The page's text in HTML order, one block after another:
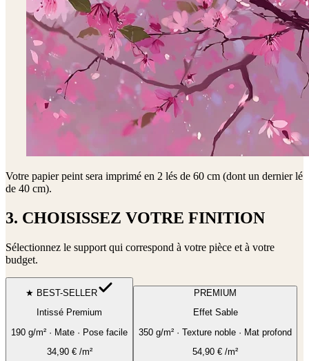
Votre papier peint sera imprimé en 2 lés de 60 cm (dont un dernier lé
de 40 cm).
3. CHOISISSEZ VOTRE FINITION
Sélectionnez le support qui correspond à votre pièce et à votre
budget.
★ BEST-SELLER
Intissé Premium
190 g/m² · Mate · Pose facile
34,90€/m²
PREMIUM
Effet Sable
350 g/m² · Texture noble · Mat profond
54,90 € /m²